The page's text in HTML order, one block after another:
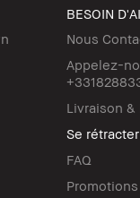
BESOIN
Nous
Appelez-
Livraison &
Se
FAQ
Promotions